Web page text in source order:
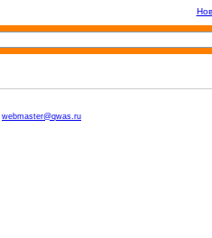
webmaster@qwas.ru